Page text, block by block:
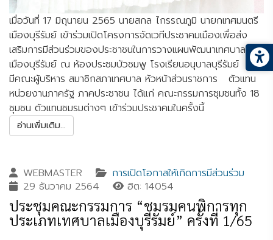
เมื่อวันที่ 17 มิถุนายน 2565 นายสกล ไกรรณภูมิ นายกเทศมนตรี
เมืองบุรีรัมย์ เข้าร่วมเปิดโครงการจัดเวทีประชาคมเมืองเพื่อส่ง
เสริมการมีส่วนร่วมของประชาชนในการวางแผนพัฒนาเทศบาล
เมืองบุรีรัมย์ ณ ห้องประชมบัวชมพู โรงเรียนอนุบาลบุรีรัมย์ โดย
มีคณะผู้บริหาร สมาชิกสภาเทศบาล หัวหน้าส่วนราชการ ตัวแทน
หน่วยงานภาครัฐ ภาคประชาชน ได้แก่ คณะกรรมการชุมชนทั้ง 18
ชุมชน ตัวแทนชมรมต่างๆ เข้าร่วมประชาคมในครั้งนี้
อ่านเพิ่มเติม...
WEBMASTER
การเปิดโอกาสให้เกิดการมีส่วนร่วม
29 ธันวาคม 2564
ฮิต: 14054
ประชุมคณะกรรมการ “ชมรมคนพิการทุก
ประเภทเทศบาลเมืองบุรีรัมย์” ครั้งที่ 1/65